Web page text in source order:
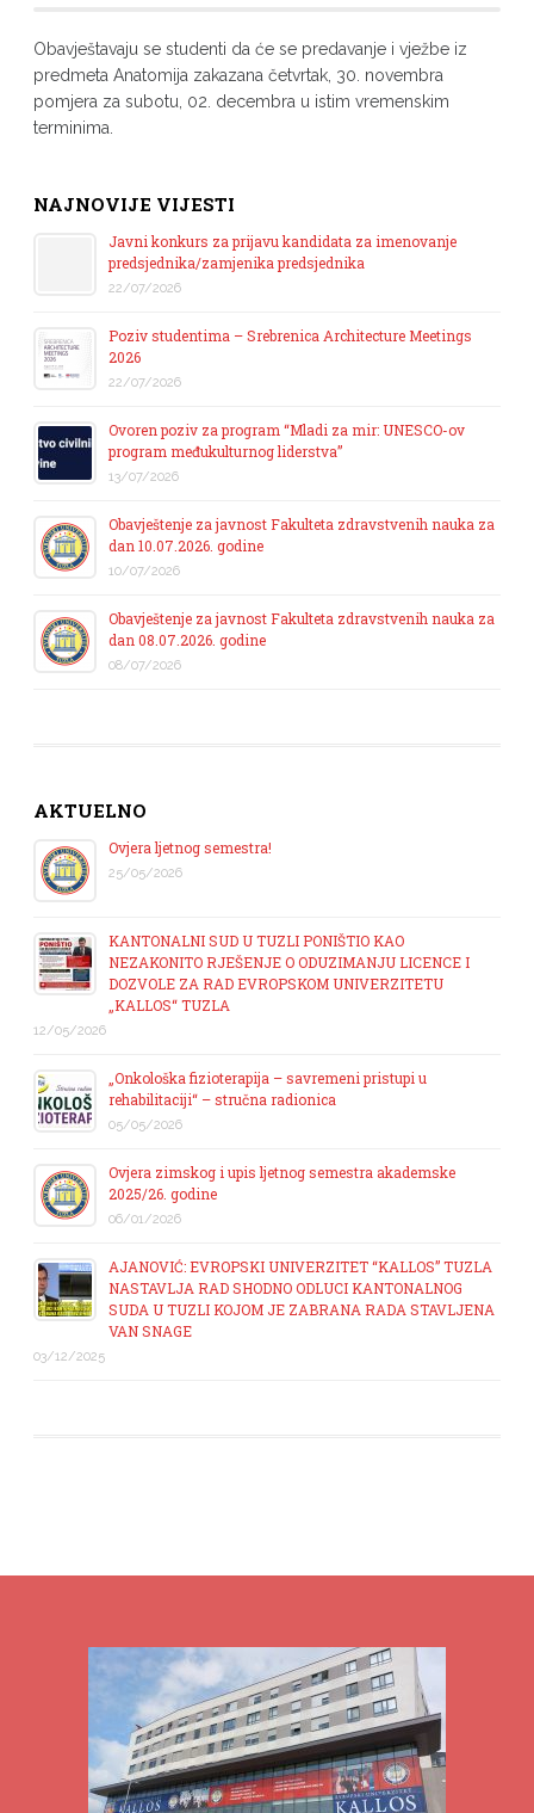
Obavještavaju se studenti da će se predavanje i vježbe iz
predmeta Anatomija zakazana četvrtak, 30. novembra
pomjera za subotu, 02. decembra u istim vremenskim
terminima.
NAJNOVIJE VIJESTI
Javni konkurs za prijavu kandidata za imenovanje
predsjednika/zamjenika predsjednika
22/07/2026
Poziv studentima – Srebrenica Architecture Meetings
2026
22/07/2026
Ovoren poziv za program “Mladi za mir: UNESCO-ov
program međukulturnog liderstva”
13/07/2026
Obavještenje za javnost Fakulteta zdravstvenih nauka za
dan 10.07.2026. godine
10/07/2026
Obavještenje za javnost Fakulteta zdravstvenih nauka za
dan 08.07.2026. godine
08/07/2026
AKTUELNO
Ovjera ljetnog semestra!
25/05/2026
KANTONALNI SUD U TUZLI PONIŠTIO KAO
NEZAKONITO RJEŠENJE O ODUZIMANJU LICENCE I
DOZVOLE ZA RAD EVROPSKOM UNIVERZITETU
„KALLOS“ TUZLA
12/05/2026
„Onkološka fizioterapija – savremeni pristupi u
rehabilitaciji“ – stručna radionica
05/05/2026
Ovjera zimskog i upis ljetnog semestra akademske
2025/26. godine
06/01/2026
AJANOVIĆ: EVROPSKI UNIVERZITET “KALLOS” TUZLA
NASTAVLJA RAD SHODNO ODLUCI KANTONALNOG
SUDA U TUZLI KOJOM JE ZABRANA RADA STAVLJENA
VAN SNAGE
03/12/2025